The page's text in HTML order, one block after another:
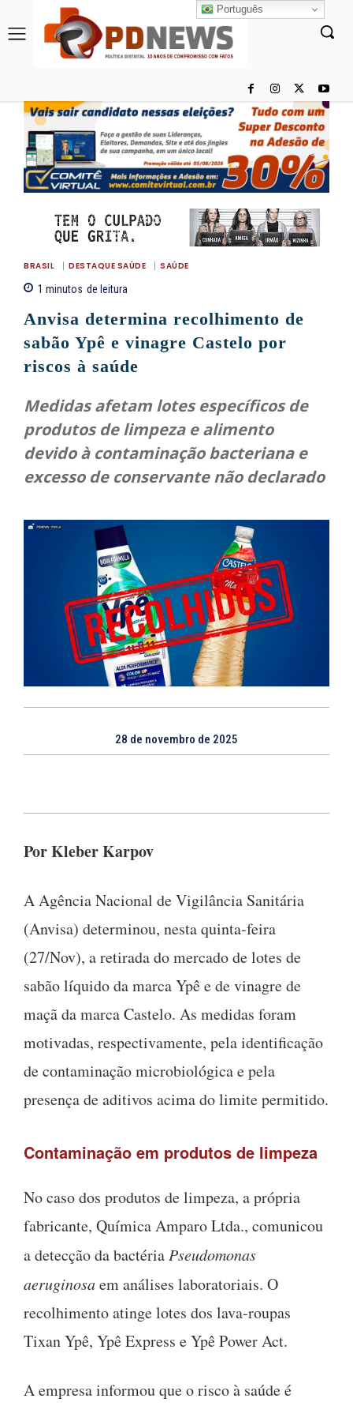
BRASIL DESTAQUE SAÚDE SAÚDE
1 minutos de leitura
Anvisa determina recolhimento de
sabão Ypê e vinagre Castelo por
riscos à saúde
Medidas afetam lotes específicos de
produtos de limpeza e alimento
devido à contaminação bacteriana e
excesso de conservante não declarado
28 de novembro de 2025
Por Kleber Karpov
A Agência Nacional de Vigilância Sanitária
(Anvisa) determinou, nesta quinta-feira
(27/Nov), a retirada do mercado de lotes de
sabão líquido da marca Ypê e de vinagre de
maçã da marca Castelo. As medidas foram
motivadas, respectivamente, pela identificação
de contaminação microbiológica e pela
presença de aditivos acima do limite permitido.
Contaminação em produtos de limpeza
No caso dos produtos de limpeza, a própria
fabricante, Química Amparo Ltda., comunicou
a detecção da bactéria Pseudomonas
aeruginosaem análises laboratoriais. O
recolhimento atinge lotes dos lava-roupas
Tixan Ypê, Ypê Express e Ypê Power Act.
A empresa informou que o risco à saúde é
Português